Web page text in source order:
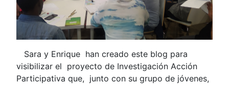
Sara y Enrique han creado este blog para
visibilizar el proyecto de Investigación Acción
Participativa que, junto con su grupo de jóvenes,